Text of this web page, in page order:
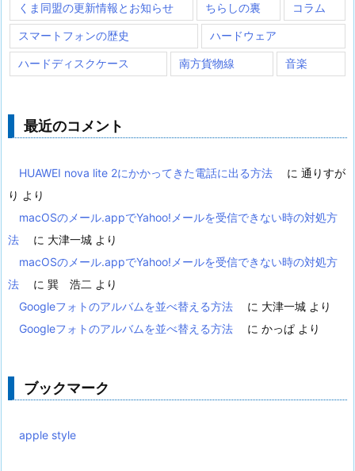
くま同盟の更新情報とお知らせ ちらしの裏 コラム
スマートフォンの歴史 ハードウェア
ハードディスクケース 南方貨物線 音楽
最近のコメント
HUAWEI nova lite 2にかかってきた電話に出る方法 に 通りすが
り より
macOSのメール.appでYahoo!メールを受信できない時の対処方
法
に 大津一城 より
macOSのメール.appでYahoo!メールを受信できない時の対処方
法
に 巽 浩二 より
Googleフォトのアルバムを並べ替える方法
に 大津一城 より
Googleフォトのアルバムを並べ替える方法
に かっぱ より
ブックマーク
apple style